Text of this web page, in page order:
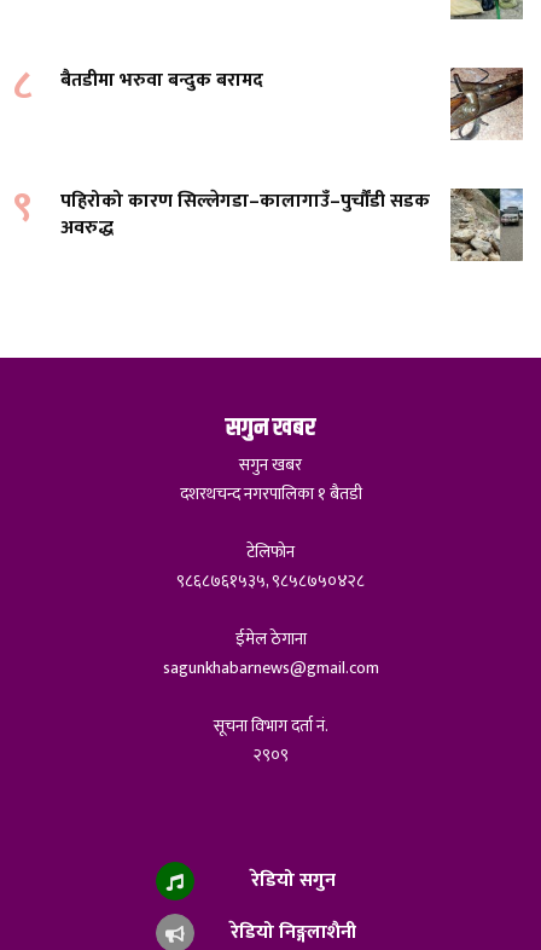
८ बैतडीमा भरुवा बन्दुक बरामद
९
पहिरोको कारण सिल्लेगडा–कालागाउँ–पुर्चौंडी सडक
अवरुद्ध
सगुन खबर
सगुन खबर
दशरथचन्द नगरपालिका १ बैतडी
टेलिफोन
९८६८७६१५३५, ९८५८७५०४२८
ईमेल ठेगाना
sagunkhabarnews@gmail.com
सूचना विभाग दर्ता नं.
२९०९
रेडियो सगुन
रेडियो निङ्गलाशैनी